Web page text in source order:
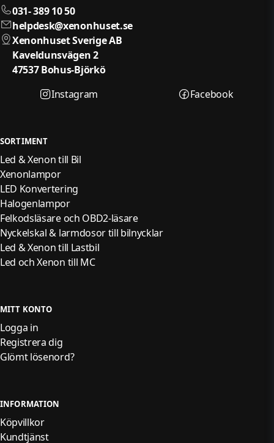
031- 389 10 50
helpdesk@xenonhuset.se
Xenonhuset Sverige AB
Kaveldunsvägen 2
47537 Bohus-Björkö
Instagram
Facebook
SORTIMENT
Led & Xenon till Bil
Xenonlampor
LED Konvertering
Halogenlampor
Felkodsläsare och OBD2-läsare
Nyckelskal & larmdosor till bilnycklar
Led & Xenon till Lastbil
Led och Xenon till MC
MITT KONTO
Logga in
Registrera dig
Glömt lösenord?
INFORMATION
Köpvillkor
Kundtjänst